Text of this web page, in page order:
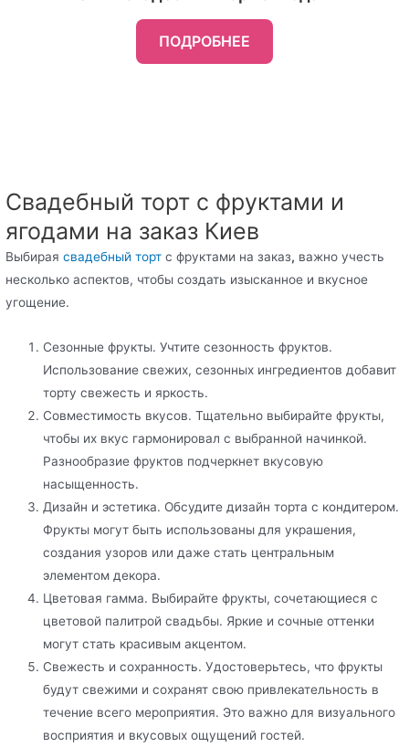
ПОДРОБНЕЕ
Свадебный торт с фруктами и
ягодами на заказ Киев
Выбирая свадебный торт с фруктами на заказ, важно учесть
несколько аспектов, чтобы создать изысканное и вкусное
угощение.
Сезонные фрукты. Учтите сезонность фруктов.
Использование свежих, сезонных ингредиентов добавит
торту свежесть и яркость.
Совместимость вкусов. Тщательно выбирайте фрукты,
чтобы их вкус гармонировал с выбранной начинкой.
Разнообразие фруктов подчеркнет вкусовую
насыщенность.
Дизайн и эстетика. Обсудите дизайн торта с кондитером.
Фрукты могут быть использованы для украшения,
создания узоров или даже стать центральным
элементом декора.
Цветовая гамма. Выбирайте фрукты, сочетающиеся с
цветовой палитрой свадьбы. Яркие и сочные оттенки
могут стать красивым акцентом.
Свежесть и сохранность. Удостоверьтесь, что фрукты
будут свежими и сохранят свою привлекательность в
течение всего мероприятия. Это важно для визуального
восприятия и вкусовых ощущений гостей.